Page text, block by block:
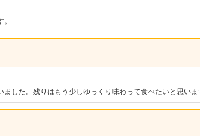
した。残りはもう少しゆっくり味わって食べたいと思いま